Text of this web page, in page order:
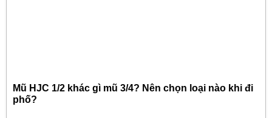
Mũ HJC 1/2 khác gì mũ 3/4? Nên chọn loại nào khi đi
phố?